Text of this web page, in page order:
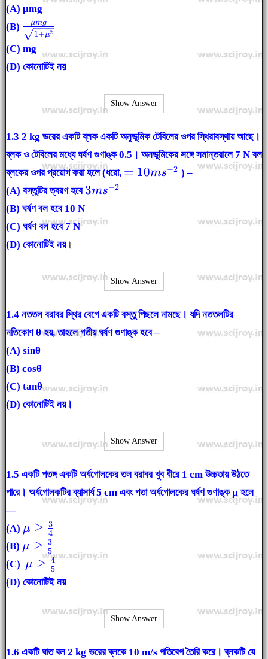
(A) μmg
(B) \frac{\mu mg}
{\sqrt{1+\mu^2}}
1+μ2
μmg
(C) mg
(D) কোনোটিই নয়
Show Answer
1.3 2 kg ভরের একটি ব্লক একটি অনুভূমিক টেবিলের ওপর স্থিরাবস্থায় আছে।
ব্লক ও টেবিলের মধ্যে ঘর্ষণ গুণাঙ্ক 0.5। অনভূমিকের সঙ্গে সমান্তরালে 7 N বল
ব্লকের ওপর প্রয়োগ করা হলে (ধরো, = 10
= 10ms−2 ) –
(A) বস্তুটির ত্বরণ হবে 3 m
s^{-2}
3ms−2
(B) ঘর্ষণ বল হবে 10 N
(C) ঘর্ষণ বল হবে 7 N
(D) কোনোটিই নয়।
Show Answer
1.4 নততল বরাবর স্থির বেগে একটি বস্তু পিছলে নামছে। যদি নততলটির
নতিকোণ θ হয়, তাহলে গতীয় ঘর্ষণ গুণাঙ্ক হবে –
(A) sinθ
(B) cosθ
(C) tanθ
(D) কোনোটিই নয়।
Show Answer
1.5 একটি পতঙ্গ একটি অর্ধগোলকের তল বরাবর খুব ধীরে 1 cm উচ্চতায় উঠতে
পারে। অর্ধগোলকটির ব্যাসার্ধ 5 cm এবং পতা অর্ধগোলকের ঘর্ষণ গুণাঙ্ক μ হলে
—
(A) \mu
\geq
\frac{3}
{4}
μ ≥ 4
3
(B) \mu
\geq
\frac{3}
{5}
μ ≥ 5
3
(C) \mu
\geq
\frac{4}
{5}
μ ≥ 5
4
(D) কোনোটিই নয়
Show Answer
1.6 একটি ঘাত বল 2 kg ভরের ব্লকে 10 m/s গতিবেগ তৈরি করে। ব্লকটি যে